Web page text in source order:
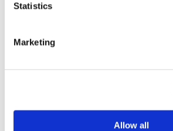
Statistics
Marketing
Allow all
Brillenkoker groot incl. brillendoekje: Uit
€ 14,99
Andere klanten bekeken ook